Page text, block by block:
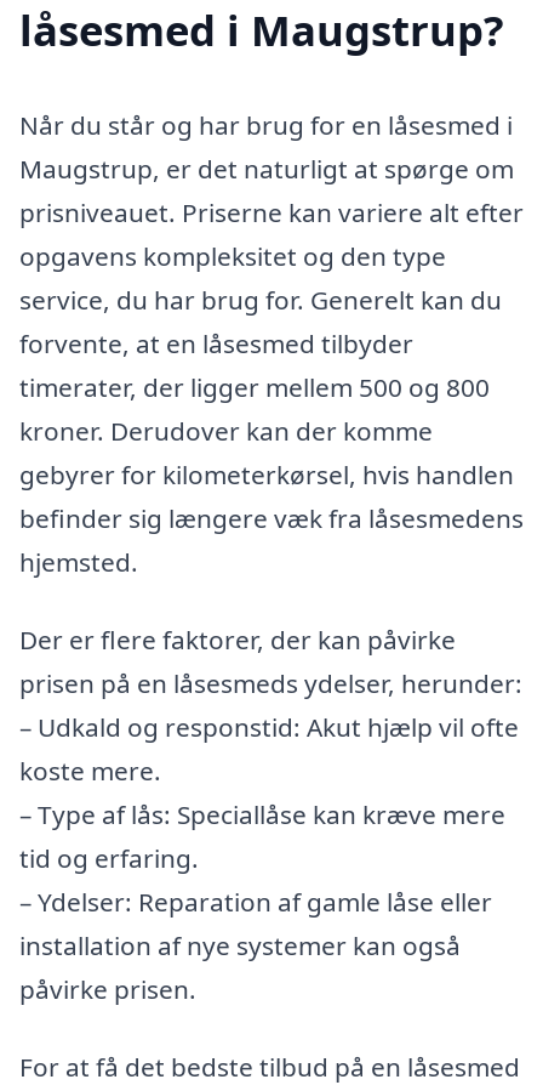
låsesmed i Maugstrup?
Når du står og har brug for en låsesmed i
Maugstrup, er det naturligt at spørge om
prisniveauet. Priserne kan variere alt efter
opgavens kompleksitet og den type
service, du har brug for. Generelt kan du
forvente, at en låsesmed tilbyder
timerater, der ligger mellem 500 og 800
kroner. Derudover kan der komme
gebyrer for kilometerkørsel, hvis handlen
befinder sig længere væk fra låsesmedens
hjemsted.
Der er flere faktorer, der kan påvirke
prisen på en låsesmeds ydelser, herunder:
– Udkald og responstid: Akut hjælp vil ofte
koste mere.
– Type af lås: Speciallåse kan kræve mere
tid og erfaring.
– Ydelser: Reparation af gamle låse eller
installation af nye systemer kan også
påvirke prisen.
For at få det bedste tilbud på en låsesmed